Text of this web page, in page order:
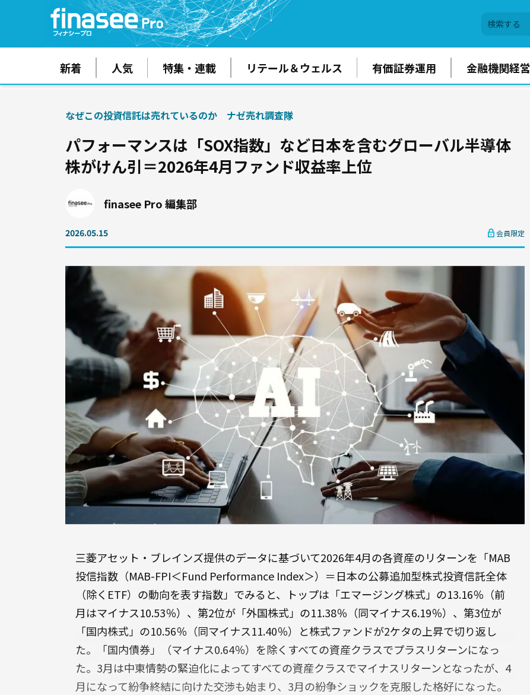
新着 人気 特集・連載 リテール＆ウェルス 有価証券運用 金融機関経営
なぜこの投資信託は売れているのか ナゼ売れ調査隊
パフォーマンスは「SOX指数」など日本を含むグローバル半導体
株がけん引＝2026年4月ファンド収益率上位
finasee Pro 編集部
2026.05.15 会員限定
三菱アセット・ブレインズ提供のデータに基づいて2026年4月の各資産のリターンを「MAB
投信指数（MAB-FPI＜Fund Performance Index＞）＝日本の公募追加型株式投資信託全体
（除くETF）の動向を表す指数」でみると、トップは「エマージング株式」の13.16％（前
月はマイナス10.53％）、第2位が「外国株式」の11.38％（同マイナス6.19％）、第3位が
「国内株式」の10.56％（同マイナス11.40％）と株式ファンドが2ケタの上昇で切り返し
た。「国内債券」（マイナス0.64％）を除くすべての資産クラスでプラスリターンになっ
た。3月は中東情勢の緊迫化によってすべての資産クラスでマイナスリターンとなったが、4
月になって紛争終結に向けた交渉も始まり、3月の紛争ショックを克服した格好になった。